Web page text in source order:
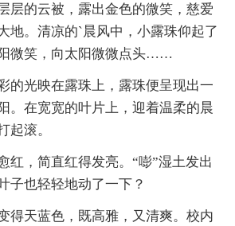
层的云被，露出金色的微笑，慈爱
地。清凉的`晨风中，小露珠仰起了
微笑，向太阳微微点头……
的光映在露珠上，露珠便呈现出一
。在宽宽的叶片上，迎着温柔的晨
起滚。
红，简直红得发亮。“嘭”湿土发出
子也轻轻地动了一下？
得天蓝色，既高雅，又清爽。校内